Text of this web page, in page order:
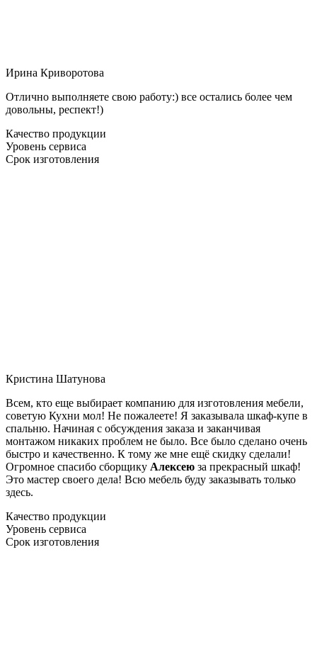
Ирина Криворотова
Отлично выполняете свою работу:) все остались более чем
довольны, респект!)
Качество продукции
Уровень сервиса
Срок изготовления
Кристина Шатунова
Всем, кто еще выбирает компанию для изготовления мебели,
советую Кухни мол! Не пожалеете! Я заказывала шкаф-купе в
спальню. Начиная с обсуждения заказа и заканчивая
монтажом никаких проблем не было. Все было сделано очень
быстро и качественно. К тому же мне ещё скидку сделали!
Огромное спасибо сборщику Алексею за прекрасный шкаф!
Это мастер своего дела! Всю мебель буду заказывать только
здесь.
Качество продукции
Уровень сервиса
Срок изготовления